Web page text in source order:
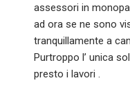
assessori in
ad ora se ne sono
tranquillamente a
Purtroppo l’ unica
presto i lavori .